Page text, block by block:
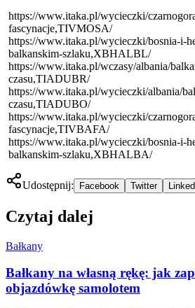
https://www.itaka.pl/wycieczki/
fascynacje,TIVMOSA/
https://www.itaka.pl/wycieczki/bosnia-i-
balkanskim-szlaku,XBHALBL/
https://www.itaka.pl/wczasy/albania/
czasu,TIADUBR/
https://www.itaka.pl/wycieczki/albania/
czasu,TIADUBO/
https://www.itaka.pl/wycieczki/
fascynacje,TIVBAFA/
https://www.itaka.pl/wycieczki/bosnia-i-
balkanskim-szlaku,XBHALBA/
Udostępnij: Facebook Twitter
Czytaj dalej
Bałkany
Bałkany na własną rękę: jak
objazdówkę samolotem